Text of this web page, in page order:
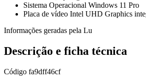
Sistema Operacional Windows 11 Pro
Placa de vídeo Intel UHD Graphics
Informações geradas pela Lu
Descrição e ficha técnica
Código fa9dff46cf